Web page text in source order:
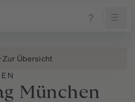
Zur Übersicht
München